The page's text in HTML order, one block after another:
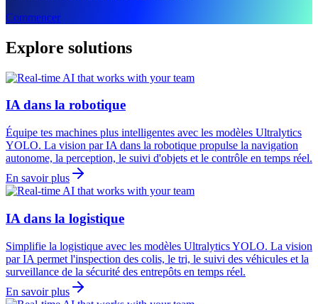
Commencer
Explore solutions
IA dans la robotique
Équipe tes machines plus intelligentes avec les modèles Ultralytics
YOLO. La vision par IA dans la robotique propulse la navigation
autonome, la perception, le suivi d'objets et le contrôle en temps réel.
En savoir plus
IA dans la logistique
Simplifie la logistique avec les modèles Ultralytics YOLO. La vision
par IA permet l'inspection des colis, le tri, le suivi des véhicules et la
surveillance de la sécurité des entrepôts en temps réel.
En savoir plus